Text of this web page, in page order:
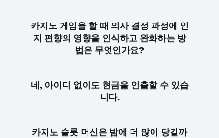
카지노 게임을 할 때 의사 결정 과정에 인
지 편향의 영향을 인식하고 완화하는 방
법은 무엇인가요?
네, 아이디 없이도 현금을 인출할 수 있습
니다.
카지노 슬롯 머신은 밤에 더 많이 당길까